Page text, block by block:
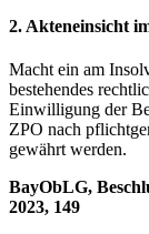
2. Akteneinsicht
Macht ein am
bestehendes
Einwilligung der
ZPO nach
gewährt werden.
BayObLG,
2023, 149